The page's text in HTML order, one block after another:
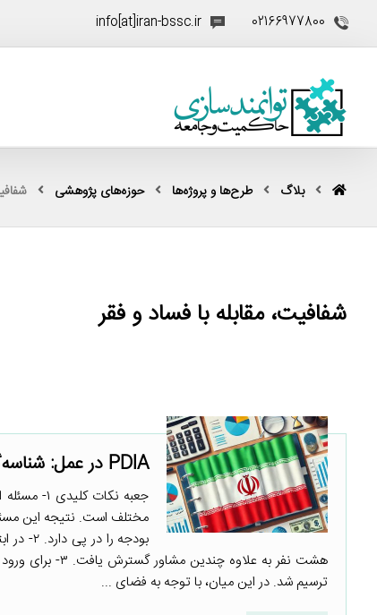
02166977800
info[at]iran-bssc.ir
بلاگ طرح‌ها و پروژه‌ها حوزه‌های پژوهشی
شفافیت، مقابله با فساد و فقر
PDIA در عمل: شناسه‌گذاری بودجه و طبقه‌بندی آن
جعبه
مختلف است. نتیجه این
هشت نفر به
ترسیم شد. در این میان، با توجه به فضای ...